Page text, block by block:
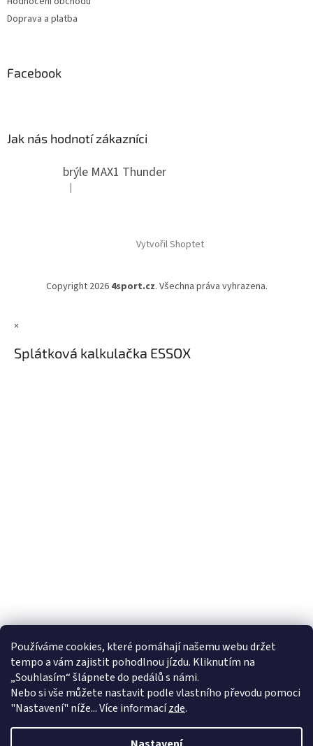
Používáme cookies, které pomáhají našemu webu držet
tempo a vám zajistit pohodlnou jízdu. Kliknutím na
„Souhlasím“ šlápnete do pedálů s námi.
Nebo si vše můžete nastavit podle vlastního převodu pomoci
"Nastavení" níže... Více informacízde.
Doprava a platba
Facebook
Jak nás hodnotí zákazníci
brýle MAX1 Thunder
Hodnocení produktu je 5 z 5 hvězdiček.
|
Vytvořil Shoptet
Copyright 2026 4sport.cz. Všechna práva vyhrazena.
×
Splátková kalkulačka ESSOX